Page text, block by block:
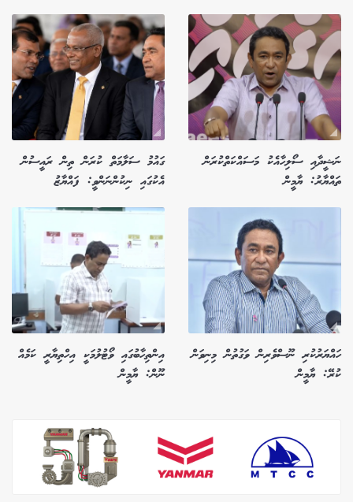
ނަޝީދާއި ސޯލިހާއެކު މަސައްކަތްކުރަން
ތައްޔާރު: ޔާމީން
ގައުމު ސަލާމަތް ކުރަން ތިން ރައީސުން
އެކުގައި ނިކުންނަންވީ: ފައްޔާޒު
ހައްޔަރުކުރި ނޫސްވެރިން ވަގުތުން މިނިވަން
ކުރޭ: ޔާމީން
އިންތިހާބުގައި ވޯޓުލުމަކީ އިހްތިޔާރީ ކަމެއް
ނޫން: ޔާމީން